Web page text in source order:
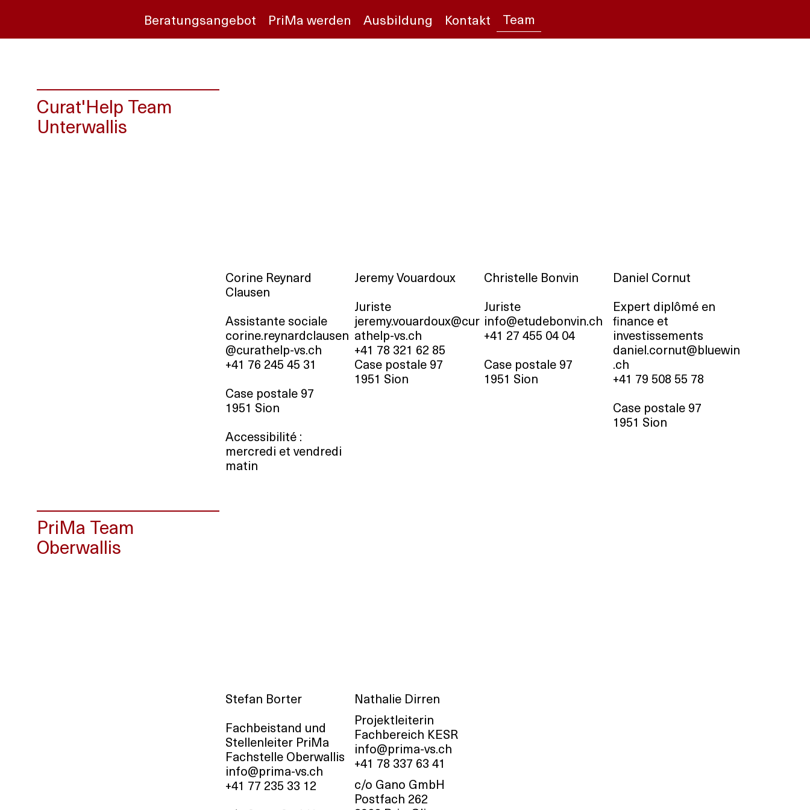
Beratungsangebot PriMa werden Ausbildung Kontakt Team
Corine Reynard
Clausen
Assistante sociale
corine.reynardclausen
@curathelp-vs.ch
+41 76 245 45 31
Case postale 97
1951 Sion
Accessibilité :
mercredi et vendredi
matin
Jeremy Vouardoux
Juriste
jeremy.vouardoux@cur
athelp-vs.ch
+41 78 321 62 85
Case postale 97
1951 Sion
Christelle Bonvin
Juriste
info@etudebonvin.ch
+41 27 455 04 04
Case postale 97
1951 Sion
Daniel Cornut
Expert diplômé en
finance et
investissements
daniel.cornut@bluewin
.ch
+41 79 508 55 78
Case postale 97
1951 Sion
Curat'Help Team
Unterwallis
Stefan Borter
Fachbeistand und
Stellenleiter PriMa
Fachstelle Oberwallis
info@prima-vs.ch
+41 77 235 33 12
Nathalie Dirren
Projektleiterin
Fachbereich KESR
info@prima-vs.ch
+41 78 337 63 41
c/o Gano GmbH
Postfach 262
PriMa Team
Oberwallis